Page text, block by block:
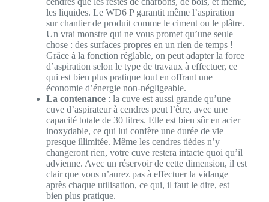
les liquides. Le WD6 P garantit même l’aspiration
sur chantier de produit comme le ciment ou le plâtre.
Un vrai monstre qui ne vous promet qu’une seule
chose : des surfaces propres en un rien de temps !
Grâce à la fonction réglable, on peut adapter la force
d’aspiration selon le type de travaux à effectuer, ce
qui est bien plus pratique tout en offrant une
économie d’énergie non-négligeable.
La contenance: la cuve est aussi grande qu’une
cuve d’aspirateur à cendres peut l’être, avec une
capacité totale de 30 litres. Elle est bien sûr en acier
inoxydable, ce qui lui confère une durée de vie
presque illimitée. Même les cendres tièdes n’y
changeront rien, votre cuve restera intacte quoi qu’il
advienne. Avec un réservoir de cette dimension, il est
clair que vous n’aurez pas à effectuer la vidange
après chaque utilisation, ce qui, il faut le dire, est
bien plus pratique.